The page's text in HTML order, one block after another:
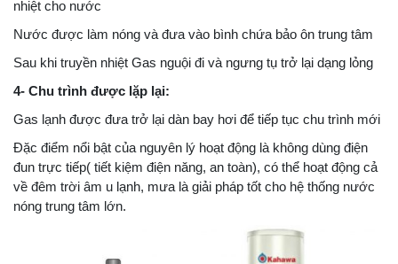
nhiệt cho nước
Nước được làm nóng và đưa vào bình chứa bảo ôn trung tâm
Sau khi truyền nhiệt Gas nguội đi và ngưng tụ trở lại dạng lỏng
4- Chu trình được lặp lại:
Gas lạnh được đưa trở lại dàn bay hơi để tiếp tục chu trình mới
Đặc điểm nổi bật của nguyên lý hoạt động là không dùng điện
đun trực tiếp( tiết kiệm điện năng, an toàn), có thể hoạt động cả
về đêm trời âm u lạnh, mưa là giải pháp tốt cho hệ thống nước
nóng trung tâm lớn.